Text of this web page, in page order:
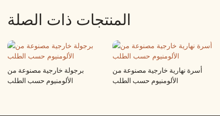
المنتجات ذات الصلة
برجولة خارجية مصنوعة من
الألومنيوم حسب الطلب
أسرة نهارية خارجية مصنوعة من
الألومنيوم حسب الطلب